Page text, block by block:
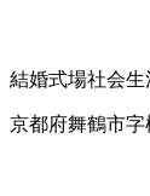
結婚式場社会生
京都府舞鶴市字